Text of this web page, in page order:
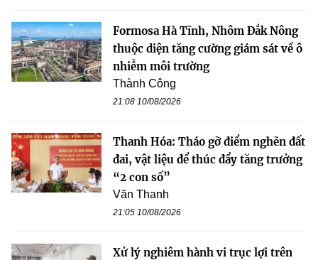
Formosa Hà Tĩnh, Nhôm Đắk Nông
thuộc diện tăng cường giám sát về ô
nhiễm môi trường
Thành Công
21:08 10/08/2026
Thanh Hóa: Tháo gỡ điểm nghẽn đất
đai, vật liệu để thúc đẩy tăng trưởng
“2 con số”
Văn Thanh
21:05 10/08/2026
Xử lý nghiêm hành vi trục lợi trên